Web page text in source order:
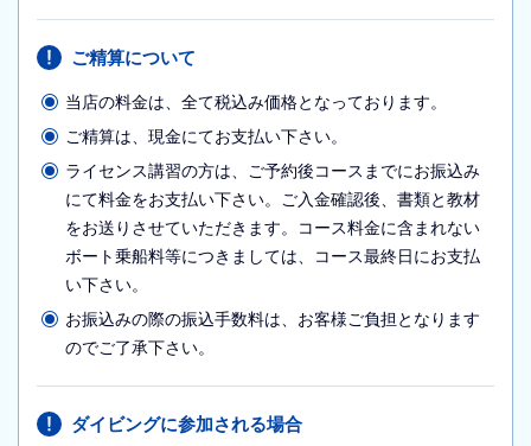
ご精算について
当店の料金は、全て税込み価格となっております。
ご精算は、現金にてお支払い下さい。
ライセンス講習の方は、ご予約後コースまでにお振込み
にて料金をお支払い下さい。ご入金確認後、書類と教材
をお送りさせていただきます。コース料金に含まれない
ボート乗船料等につきましては、コース最終日にお支払
い下さい。
お振込みの際の振込手数料は、お客様ご負担となります
のでご了承下さい。
ダイビングに参加される場合